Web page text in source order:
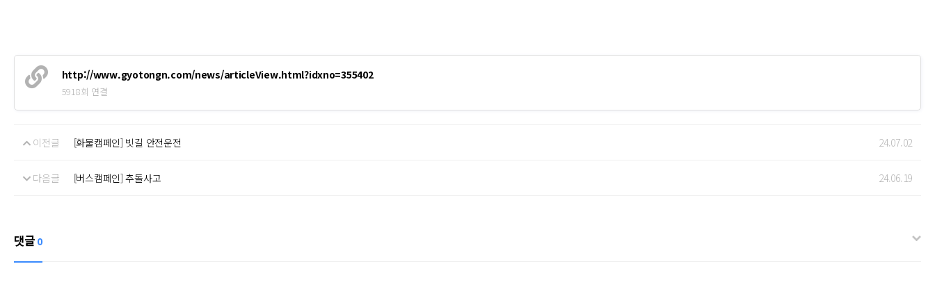
http://www.gyotongn.com/news/articleView.html?idxno=355402
5918회 연결
이전글 [화물캠페인] 빗길 안전운전 24.07.02
다음글 [버스캠페인] 추돌사고 24.06.19
댓글 0